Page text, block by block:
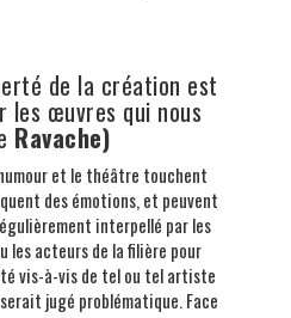
de la création est
les œuvres qui nous
Ravache)
et le théâtre touchent
des émotions, et peuvent
interpellé par les
les acteurs de la filière pour
vis-à-vis de tel ou tel artiste
jugé problématique. Face